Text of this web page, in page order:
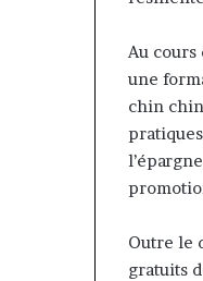
Au cours
une
chin
Outre le
gratuits
Norbert Ngniwake